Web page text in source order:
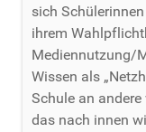
sich
ihrem
Mediennutzung/
Wissen als
Schule an
das nach innen